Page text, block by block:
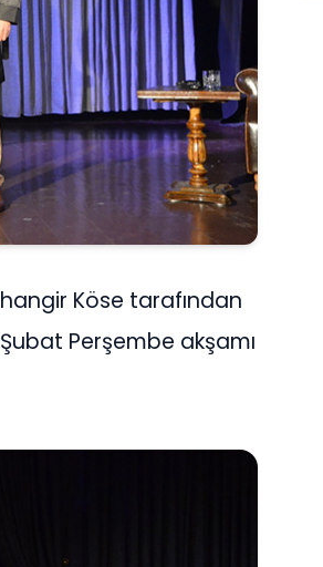
Köse tarafından
Perşembe akşamı